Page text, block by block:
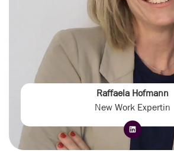
Raffaela Hofmann
New Work Expertin